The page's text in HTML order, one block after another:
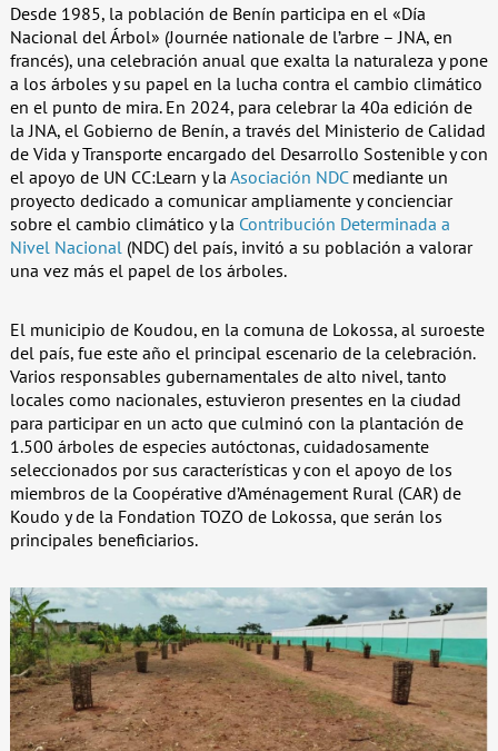
Desde 1985, la población de Benín participa en el «Día
Nacional del Árbol» (Journée nationale de l’arbre – JNA, en
francés), una celebración anual que exalta la naturaleza y pone
a los árboles y su papel en la lucha contra el cambio climático
en el punto de mira. En 2024, para celebrar la 40a edición de
la JNA, el Gobierno de Benín, a través del Ministerio de Calidad
de Vida y Transporte encargado del Desarrollo Sostenible y con
el apoyo de UN CC:Learn y la Asociación NDCmediante un
proyecto dedicado a comunicar ampliamente y concienciar
sobre el cambio climático y la Contribución Determinada a
Nivel Nacional (NDC) del país, invitó a su población a valorar
una vez más el papel de los árboles.
El municipio de Koudou, en la comuna de Lokossa, al suroeste
del país, fue este año el principal escenario de la celebración.
Varios responsables gubernamentales de alto nivel, tanto
locales como nacionales, estuvieron presentes en la ciudad
para participar en un acto que culminó con la plantación de
1.500 árboles de especies autóctonas, cuidadosamente
seleccionados por sus características y con el apoyo de los
miembros de la Coopérative d’Aménagement Rural (CAR) de
Koudo y de la Fondation TOZO de Lokossa, que serán los
principales beneficiarios.